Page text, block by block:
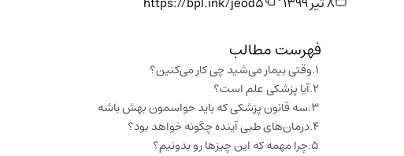
فهرست مطالب
وقتی بیمار می‌شید چی کار می‌کنین؟
آیا پزشکی علم است؟
سه قانون‌ پزشکی که باید حواسمون بهش باشه
درمان‌های طبی آینده چگونه خواهد بود؟
چرا مهمه که این چیزها رو بدونیم؟